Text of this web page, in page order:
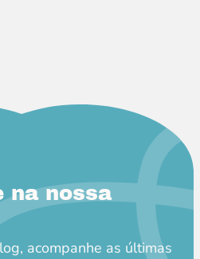
na nossa
acompanhe as últimas